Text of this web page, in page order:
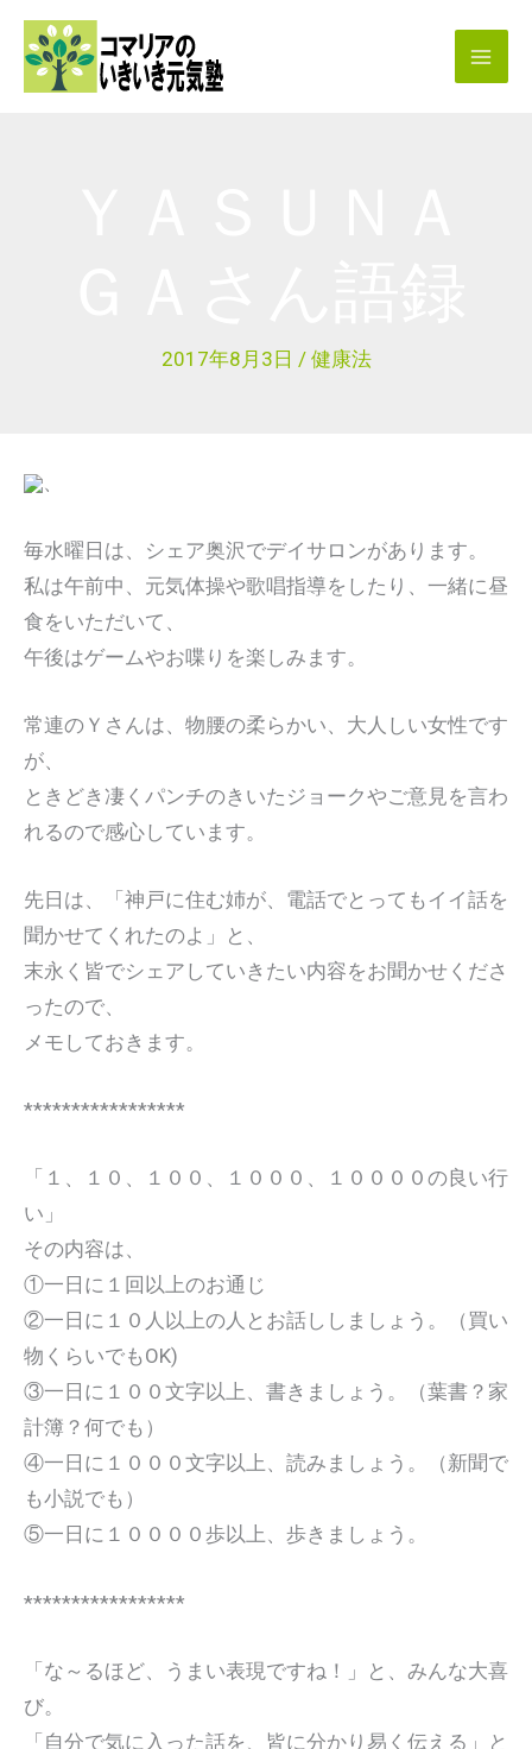
2017年8月3日 / 健康法
毎水曜日は、シェア奥沢でデイサロンがあります。
私は午前中、元気体操や歌唱指導をしたり、一緒に昼
食をいただいて、
午後はゲームやお喋りを楽しみます。
常連のＹさんは、物腰の柔らかい、大人しい女性です
が、
ときどき凄くパンチのきいたジョークやご意見を言わ
れるので感心しています。
先日は、「神戸に住む姉が、電話でとってもイイ話を
聞かせてくれたのよ」と、
末永く皆でシェアしていきたい内容をお聞かせくださ
ったので、
メモしておきます。
*****************
「１、１０、１００、１０００、１００００の良い行
い」
その内容は、
①一日に１回以上のお通じ
②一日に１０人以上の人とお話ししましょう。（買い
物くらいでもOK)
③一日に１００文字以上、書きましょう。（葉書？家
計簿？何でも）
④一日に１０００文字以上、読みましょう。（新聞で
も小説でも）
⑤一日に１００００歩以上、歩きましょう。
*****************
「な～るほど、うまい表現ですね！」と、みんな大喜
び。
「自分で気に入った話を、皆に分かり易く伝える」と